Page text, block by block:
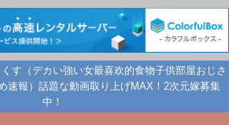
す（デカい強い女最喜欢的食物子供部屋おじさ
速報）話題な動画取り上げMAX！2次元嫁募集
中！